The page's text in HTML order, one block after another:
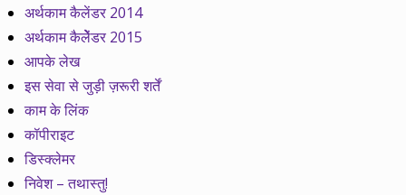
अर्थकाम कैलेंडर 2014
अर्थकाम कैलेेंडर 2015
आपके लेख
इस सेवा से जुड़ी ज़रूरी शर्तें
काम के लिंक
कॉपीराइट
डिस्क्लेमर
निवेश – तथास्तु!